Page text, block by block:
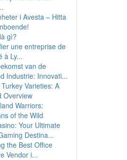
i Avesta – Hitta
gì?
une entreprise de
à Ly...
van de
Industrie: Innovati...
Varieties: A
Overview
Warriors:
of the Wild
Your Ultimate
Destina...
the Best Office
Vendor i...